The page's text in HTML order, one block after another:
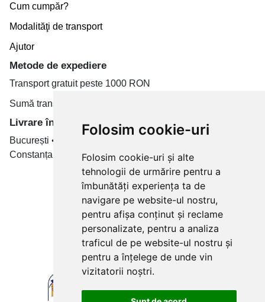
Folosim cookie-uri
Folosim cookie-uri și alte
tehnologii de urmărire pentru a
îmbunătăți experiența ta de
navigare pe website-ul nostru,
pentru afișa conținut și reclame
personalizate, pentru a analiza
traficul de pe website-ul nostru și
pentru a înțelege de unde vin
vizitatorii noștri.
Cum cumpăr?
Modalităţi de transport
Ajutor
Metode de expediere
Transport gratuit peste 1000 RON
Sumă transport de la 19.99 RON
Livrare în toate țară
București • Cluj-Napoca • Brașov • Timișoara • Iași •
Constanța • Craiova
Plăți cu card bancar prin